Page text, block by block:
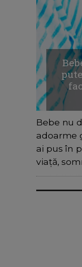
Bebe nu
adoarme
ai pus în
viață,